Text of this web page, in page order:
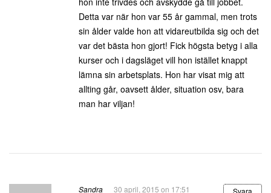
Detta var när hon var 55 år gammal, men trots
sin ålder valde hon att vidareutbilda sig och det
var det bästa hon gjort! Fick högsta betyg i alla
kurser och i dagsläget vill hon istället knappt
lämna sin arbetsplats. Hon har visat mig att
allting går, oavsett ålder, situation osv, bara
man har viljan!
Sandra 30 april, 2015 on 17:51 Svara